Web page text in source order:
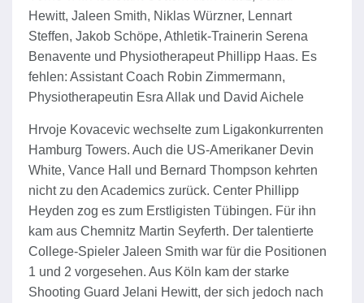
Hewitt, Jaleen Smith, Niklas Würzner, Lennart
Steffen, Jakob Schöpe, Athletik-Trainerin Serena
Benavente und Physiotherapeut Phillipp Haas. Es
fehlen: Assistant Coach Robin Zimmermann,
Physiotherapeutin Esra Allak und David Aichele
Hrvoje Kovacevic wechselte zum Ligakonkurrenten
Hamburg Towers. Auch die US-Amerikaner Devin
White, Vance Hall und Bernard Thompson kehrten
nicht zu den Academics zurück. Center Phillipp
Heyden zog es zum Erstligisten Tübingen. Für ihn
kam aus Chemnitz Martin Seyferth. Der talentierte
College-Spieler Jaleen Smith war für die Positionen
1 und 2 vorgesehen. Aus Köln kam der starke
Shooting Guard Jelani Hewitt, der sich jedoch nach